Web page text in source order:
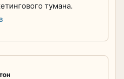
тумана.